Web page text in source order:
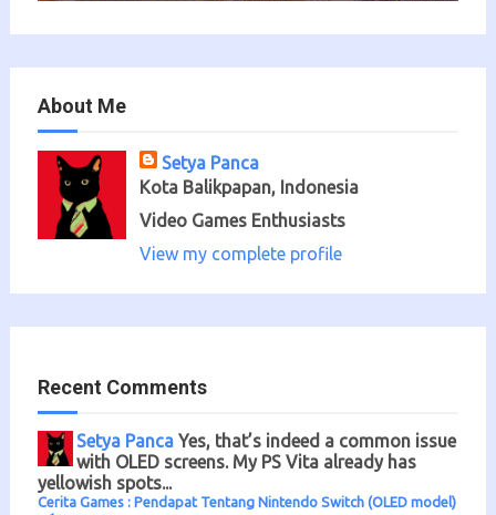
About Me
Setya Panca
Kota Balikpapan, Indonesia
Video Games Enthusiasts
View my complete profile
Recent Comments
Setya Panca Yes, that’s indeed a common issue
with OLED screens. My PS Vita already has
yellowish spots...
Cerita Games : Pendapat Tentang Nintendo Switch (OLED model)